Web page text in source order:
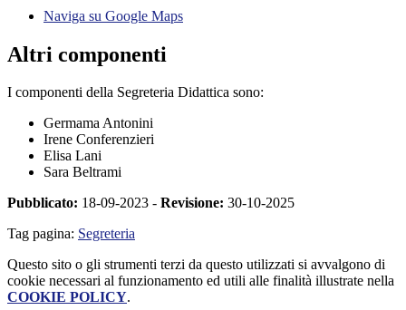
Naviga su Google Maps
Altri componenti
I componenti della Segreteria Didattica sono:
Germama Antonini
Irene Conferenzieri
Elisa Lani
Sara Beltrami
Pubblicato: 18-09-2023 - Revisione: 30-10-2025
Tag pagina: Segreteria
Questo sito o gli strumenti terzi da questo utilizzati si avvalgono di
cookie necessari al funzionamento ed utili alle finalità illustrate nella
COOKIE POLICY.